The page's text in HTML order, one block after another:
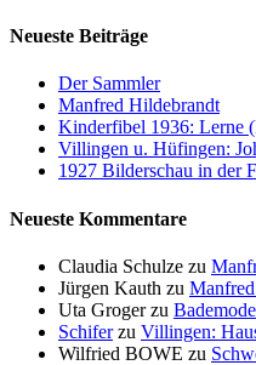
Neueste Beiträge
Der Sammler
Manfred Hildebrandt
Kinderfibel 1936: Lerne
Villingen u. Hüfingen:
1927 Bilderschau in der
Neueste Kommentare
Claudia Schulze zu
Jürgen Kauth zu
Uta Grogerzu
Schiferzu Villingen:
Wilfried BOWE zu